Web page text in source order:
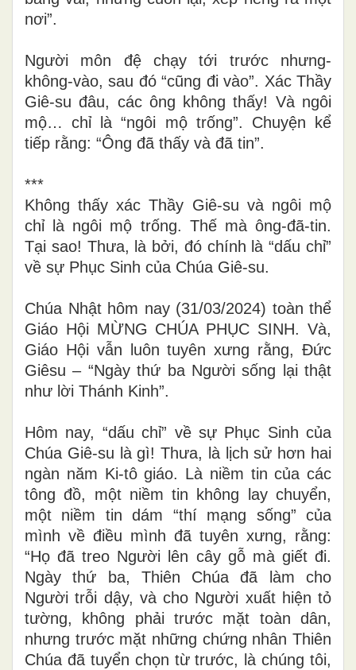
nơi”.
Người môn đệ chạy tới trước nhưng-
không-vào, sau đó “cũng đi vào”. Xác Thầy
Giê-su đâu, các ông không thấy! Và ngôi
mộ… chỉ là “ngôi mộ trống”.
Chuyện kể
tiếp rằng: “Ông đã thấy và đã tin”.
***
Không thấy xác Thầy Giê-su và ngôi mộ
chỉ là ngôi mộ trống. Thế mà ông-đã-tin.
Tại sao! Thưa, là bởi, đó chính là “dấu chỉ”
về sự Phục Sinh của Chúa Giê-su.
Chúa Nhật hôm nay (31/03/2024) toàn thể
Giáo Hội MỪNG CHÚA PHỤC SINH. Và,
Giáo Hội vẫn luôn tuyên xưng rằng, Đức
Giêsu – “Ngày thứ ba Người sống lại thật
như lời Thánh Kinh”.
Hôm nay, “dấu chỉ” về sự Phục Sinh của
Chúa Giê-su là gì! Thưa, là lịch sử hơn hai
ngàn năm Ki-tô giáo. Là niềm tin của các
tông đồ, một niềm tin không lay chuyển,
một niềm tin dám “thí mạng sống” của
mình về điều mình đã tuyên xưng, rằng:
“Họ đã treo Người lên cây gỗ mà giết đi.
Ngày thứ ba, Thiên Chúa đã làm cho
Người trỗi dậy, và cho Người xuất hiện tỏ
tường, không phải trước mặt toàn dân,
nhưng trước mặt những chứng nhân Thiên
Chúa đã tuyển chọn từ trước, là chúng tôi,